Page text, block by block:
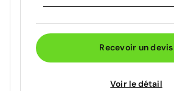
Recevoir un devis
Voir le détail